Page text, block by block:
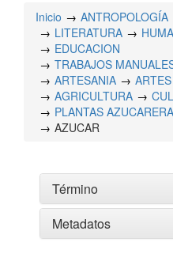
Inicio ANTROPOLOGÍA
LITERATURA
EDUCACION
TRABAJOS
ARTESANIA
AGRICULTURA
PLANTAS
AZUCAR
Término
Metadatos